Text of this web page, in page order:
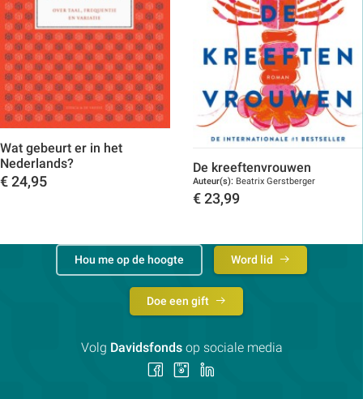
Wat gebeurt er in het
Nederlands?
€ 24,95
De kreeftenvrouwen
Auteur(s): Beatrix Gerstberger
€ 23,99
Hou me op de hoogte Word lid
Doe een gift
Volg Davidsfondsop sociale media
Volg Volg